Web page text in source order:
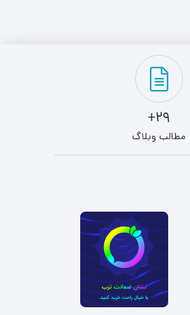
29+
مطالب وبلاگ